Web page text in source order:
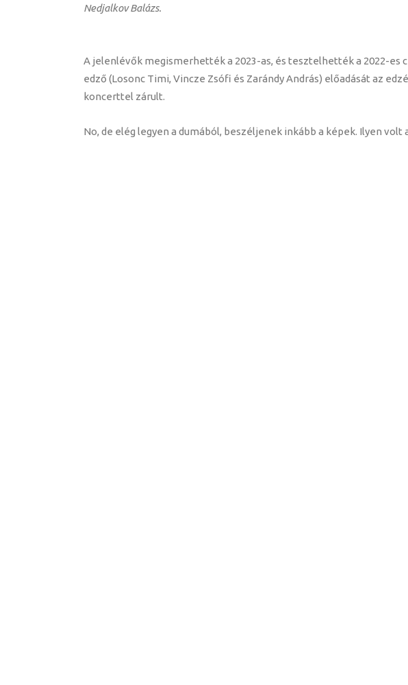
Nedjalkov Balázs.
A jelenlévők megismerhették a 2023-as, és tesztelhették a 2022-
edző (Losonc Timi, Vincze Zsófi és Zarándy András) előadását az
koncerttel zárult.
No, de elég legyen a dumából, beszéljenek inkább a képek. Ilyen volt